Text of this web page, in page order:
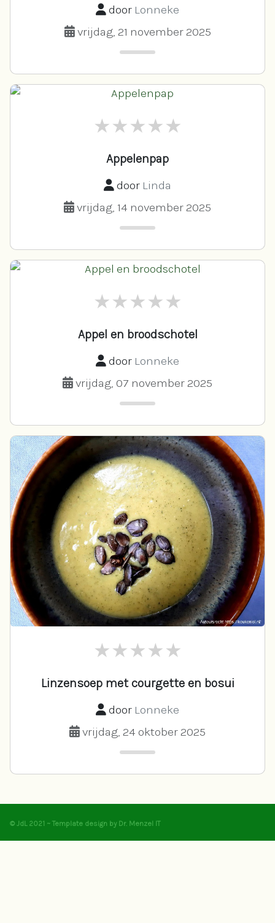
door Lonneke
vrijdag, 21 november 2025
Appelenpap
door Linda
vrijdag, 14 november 2025
Appel en broodschotel
door Lonneke
vrijdag, 07 november 2025
Linzensoep met courgette en bosui
door Lonneke
vrijdag, 24 oktober 2025
© JdL 2021 ~ Template design by Dr. Menzel IT